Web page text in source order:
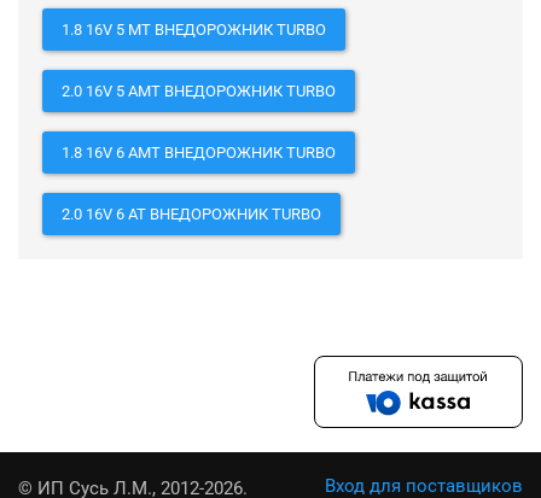
1.8 16V 5 MT ВНЕДОРОЖНИК TURBO
2.0 16V 5 AMT ВНЕДОРОЖНИК TURBO
1.8 16V 6 AMT ВНЕДОРОЖНИК TURBO
2.0 16V 6 AT ВНЕДОРОЖНИК TURBO
© ИП Сусь Л.М., 2012-2026. Вход для поставщиков